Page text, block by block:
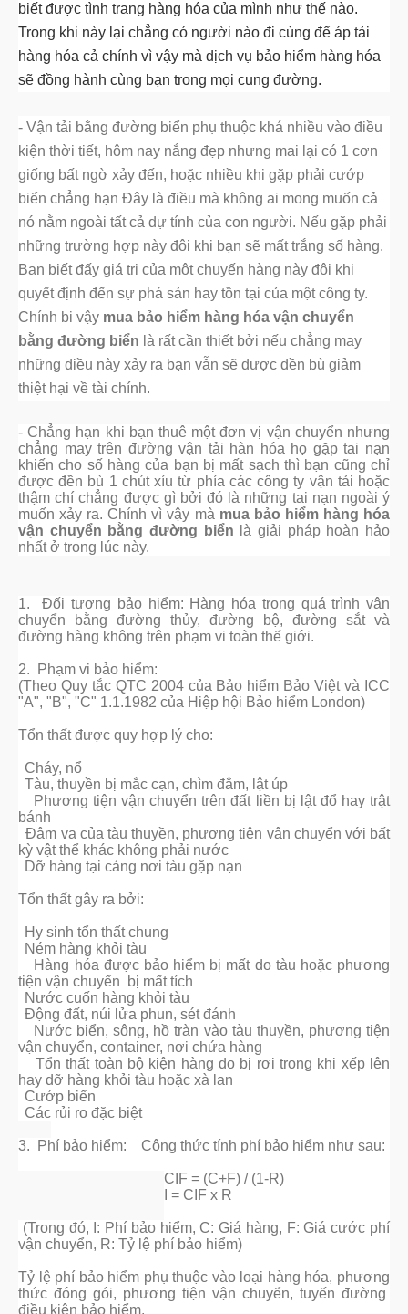
biết được tình trang hàng hóa của mình như thế nào.
Trong khi này lại chẳng có người nào đi cùng để áp tải
hàng hóa cả chính vì vậy mà dịch vụ bảo hiểm hàng hóa
sẽ đồng hành cùng bạn trong mọi cung đường.
- Vận tải bằng đường biển phụ thuộc khá nhiều vào điều
kiện thời tiết, hôm nay nắng đẹp nhưng mai lại có 1 cơn
giống bất ngờ xảy đến, hoặc nhiều khi gặp phải cướp
biển chẳng hạn Đây là điều mà không ai mong muốn cả
nó nằm ngoài tất cả dự tính của con người. Nếu gặp phải
những trường hợp này đôi khi bạn sẽ mất trắng số hàng.
Bạn biết đấy giá trị của một chuyến hàng này đôi khi
quyết định đến sự phá sản hay tồn tại của một công ty.
Chính bi vậy mua bảo hiểm hàng hóa vận chuyển
bằng đường biển là rất cần thiết bởi nếu chẳng may
những điều này xảy ra bạn vẫn sẽ được đền bù giảm
thiệt hại về tài chính.
- Chẳng hạn khi bạn thuê một đơn vị vận chuyển nhưng
chẳng may trên đường vận tải hàn hóa họ gặp tai nạn
khiến cho số hàng của bạn bị mất sạch thì bạn cũng chỉ
được đền bù 1 chút xíu từ phía các công ty vận tải hoặc
thậm chí chẳng được gì bởi đó là những tai nạn ngoài ý
muốn xảy ra. Chính vì vậy mà mua bảo hiểm hàng hóa
vận chuyển bằng đường biển là giải pháp hoàn hảo
nhất ở trong lúc này.
1. Đối tượng bảo hiểm: Hàng hóa trong quá trình vận
chuyển bằng đường thủy, đường bộ, đường sắt và
đường hàng không trên phạm vi toàn thế giới.
2. Phạm vi bảo hiểm:
(Theo Quy tắc QTC 2004 của Bảo hiểm Bảo Việt và ICC
"A", "B", "C" 1.1.1982 của Hiệp hội Bảo hiểm London)
Tổn thất được quy hợp lý cho:
Cháy, nổ
Tàu, thuyền bị mắc cạn, chìm đắm, lật úp
Phương tiện vận chuyển trên đất liền bị lật đổ hay trật
bánh
Đâm va của tàu thuyền, phương tiện vận chuyển với bất
kỳ vật thể khác không phải nước
Dỡ hàng tại cảng nơi tàu gặp nạn
Tổn thất gây ra bởi:
Hy sinh tổn thất chung
Ném hàng khỏi tàu
Hàng hóa được bảo hiểm bị mất do tàu hoặc phương
tiện vận chuyển bị mất tích
Nước cuốn hàng khỏi tàu
Động đất, núi lửa phun, sét đánh
Nước biển, sông, hồ tràn vào tàu thuyền, phương tiện
vận chuyển, container, nơi chứa hàng
Tổn thất toàn bộ kiện hàng do bị rơi trong khi xếp lên
hay dỡ hàng khỏi tàu hoặc xà lan
Cướp biển
Các rủi ro đặc biệt
3. Phí bảo hiểm: Công thức tính phí bảo hiểm như sau:
CIF = (C+F) / (1-R)
I = CIF x R
(Trong đó, I: Phí bảo hiểm, C: Giá hàng, F: Giá cước phí
vận chuyển, R: Tỷ lệ phí bảo hiểm)
Tỷ lệ phí bảo hiểm phụ thuộc vào loại hàng hóa, phương
thức đóng gói, phương tiện vận chuyển, tuyến đường
điều kiện bảo hiểm.